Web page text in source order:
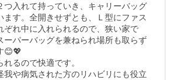
つ入れて持っていき、キャリーバッグ
ます。全開きせずとも、Ｌ型にファス
ぞれ中に入れられるので、狭い家で
ーパーバッグを兼ねられ場所も取らず
😊💖
れるので快適です。
我や病気された方のリハビリにも役立